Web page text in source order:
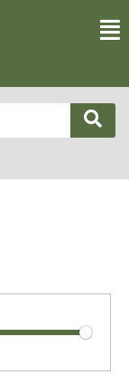
Volume